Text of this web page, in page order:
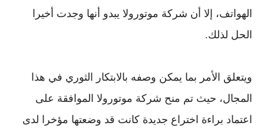
الهواتف، إلا أن شركة موتورولا يبدو أنها وجدت أخيرا
الحل لذلك.
ويتعلق الأمر بما يمكن وصفه بالابتكار الثوري في هذا
المجال، حيث تم منح شركة موتورولا الموافقة على
اعتماد براءة اختراع جديدة كانت قد وضعتها مؤخرا لدى